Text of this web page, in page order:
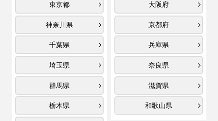
東京都
神奈川県
千葉県
埼玉県
群馬県
栃木県
大阪府
京都府
兵庫県
奈良県
滋賀県
和歌山県